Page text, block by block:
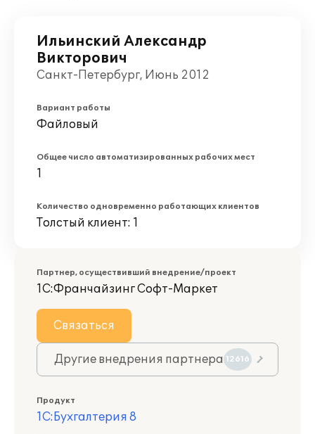
Ильинский Александр
Викторович
Санкт-Петербург, Июнь 2012
Вариант работы
Файловый
Общее число автоматизированных рабочих мест
1
Количество одновременно работающих клиентов
Толстый клиент: 1
Партнер, осуществивший внедрение/проект
1С:Франчайзинг Софт-Маркет
Связаться
Другие внедрения партнера 12616
Продукт
1С:Бухгалтерия 8